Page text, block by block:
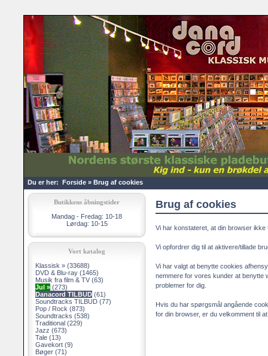
Du er her: Forside » Brug af cookies
Butikkens åbningstider
Mandag - Fredag: 10-18
Lørdag: 10-15
Vort katalog
Klassisk » (33688)
DVD & Blu-ray (1465)
Musik fra film & TV (63)
Jul » (273)
Danacord TILBUD (61)
Soundtracks TILBUD (77)
Pop / Rock (873)
Soundtracks (538)
Traditional (229)
Jazz (673)
Tale (13)
Gavekort (9)
Bøger (71)
Brug af cookies
Vi har konstateret, at din browser ikke
Vi opfordrer dig til at aktivere/tillade
Vi har valgt at benytte cookies
nemmere for vores kunder at benytte
problemer for dig.
Hvis du har spørgsmål angående
for din browser, er du velkomment til